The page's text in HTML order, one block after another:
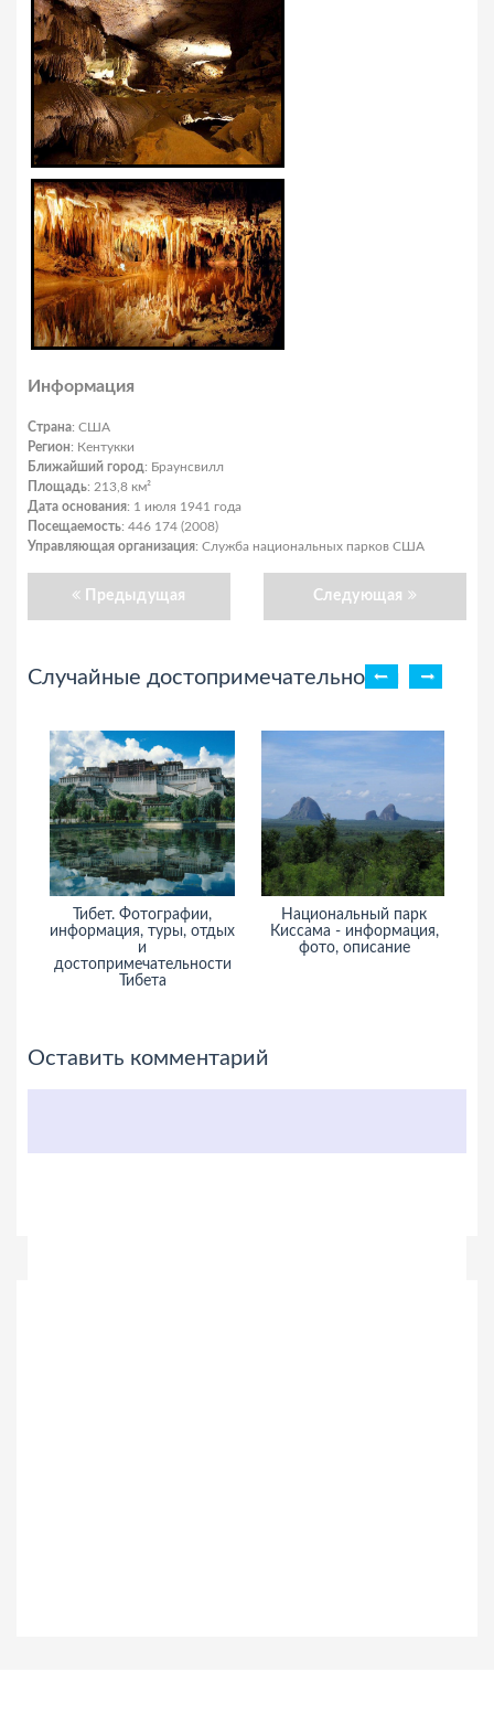
Информация
Страна: США
Регион: Кентукки
Ближайший город: Браунсвилл
Площадь: 213,8 км²
Дата основания: 1 июля 1941 года
Посещаемость: 446 174 (2008)
Управляющая организация: Служба национальных парков США
Предыдущая Следующая
Случайные достопримечательности
Тибет. Фотографии,
информация, туры, отдых
и
достопримечательности
Тибета
Национальный парк
Киссама - информация,
фото, описание
Оставить комментарий